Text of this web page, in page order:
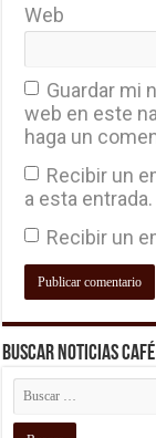
Web
Guardar mi
web en este
haga un
Recibir un
a esta entrada.
Recibir un
Buscar Noticias